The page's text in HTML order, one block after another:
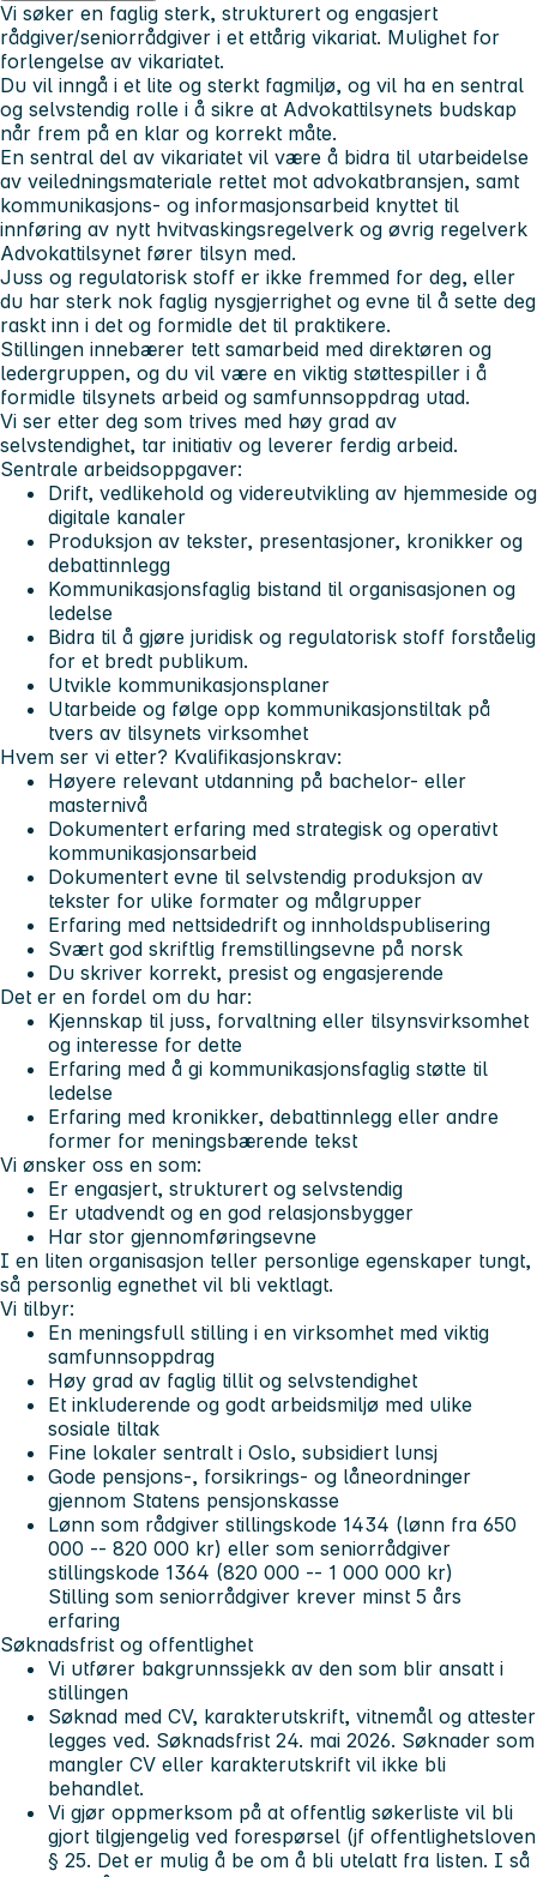
Vi søker en faglig sterk, strukturert og engasjert
rådgiver/seniorrådgiver i et ettårig vikariat. Mulighet for
forlengelse av vikariatet.
Du vil inngå i et lite og sterkt fagmiljø, og vil ha en sentral
og selvstendig rolle i å sikre at Advokattilsynets budskap
når frem på en klar og korrekt måte.
En sentral del av vikariatet vil være å bidra til utarbeidelse
av veiledningsmateriale rettet mot advokatbransjen, samt
kommunikasjons- og informasjonsarbeid knyttet til
innføring av nytt hvitvaskingsregelverk og øvrig regelverk
Advokattilsynet fører tilsyn med.
Juss og regulatorisk stoff er ikke fremmed for deg, eller
du har sterk nok faglig nysgjerrighet og evne til å sette deg
raskt inn i det og formidle det til praktikere.
Stillingen innebærer tett samarbeid med direktøren og
ledergruppen, og du vil være en viktig støttespiller i å
formidle tilsynets arbeid og samfunnsoppdrag utad.
Vi ser etter deg som trives med høy grad av
selvstendighet, tar initiativ og leverer ferdig arbeid.
Sentrale arbeidsoppgaver:
Drift, vedlikehold og videreutvikling av hjemmeside og
digitale kanaler
Produksjon av tekster, presentasjoner, kronikker og
debattinnlegg
Kommunikasjonsfaglig bistand til organisasjonen og
ledelse
Bidra til å gjøre juridisk og regulatorisk stoff forståelig
for et bredt publikum.
Utvikle kommunikasjonsplaner
Utarbeide og følge opp kommunikasjonstiltak på
tvers av tilsynets virksomhet
Hvem ser vi etter? Kvalifikasjonskrav:
Høyere relevant utdanning på bachelor- eller
masternivå
Dokumentert erfaring med strategisk og operativt
kommunikasjonsarbeid
Dokumentert evne til selvstendig produksjon av
tekster for ulike formater og målgrupper
Erfaring med nettsidedrift og innholdspublisering
Svært god skriftlig fremstillingsevne på norsk
Du skriver korrekt, presist og engasjerende
Det er en fordel om du har:
Kjennskap til juss, forvaltning eller tilsynsvirksomhet
og interesse for dette
Erfaring med å gi kommunikasjonsfaglig støtte til
ledelse
Erfaring med kronikker, debattinnlegg eller andre
former for meningsbærende tekst
Vi ønsker oss en som:
Er engasjert, strukturert og selvstendig
Er utadvendt og en god relasjonsbygger
Har stor gjennomføringsevne
I en liten organisasjon teller personlige egenskaper tungt,
så personlig egnethet vil bli vektlagt.
Vi tilbyr:
En meningsfull stilling i en virksomhet med viktig
samfunnsoppdrag
Høy grad av faglig tillit og selvstendighet
Et inkluderende og godt arbeidsmiljø med ulike
sosiale tiltak
Fine lokaler sentralt i Oslo, subsidiert lunsj
Gode pensjons-, forsikrings- og låneordninger
gjennom Statens pensjonskasse
Lønn som rådgiver stillingskode 1434 (lønn fra 650
000 -- 820 000 kr) eller som seniorrådgiver
stillingskode 1364 (820 000 -- 1 000 000 kr)
Stilling som seniorrådgiver krever minst 5 års
erfaring
Søknadsfrist og offentlighet
Vi utfører bakgrunnssjekk av den som blir ansatt i
stillingen
Søknad med CV, karakterutskrift, vitnemål og attester
legges ved. Søknadsfrist 24. mai 2026. Søknader som
mangler CV eller karakterutskrift vil ikke bli
behandlet.
Vi gjør oppmerksom på at offentlig søkerliste vil bli
gjort tilgjengelig ved forespørsel (jf offentlighetsloven
§ 25. Det er mulig å be om å bli utelatt fra listen. I så